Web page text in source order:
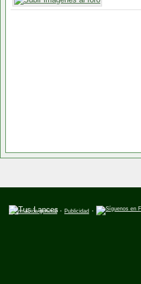
Información general· Publicidad ·